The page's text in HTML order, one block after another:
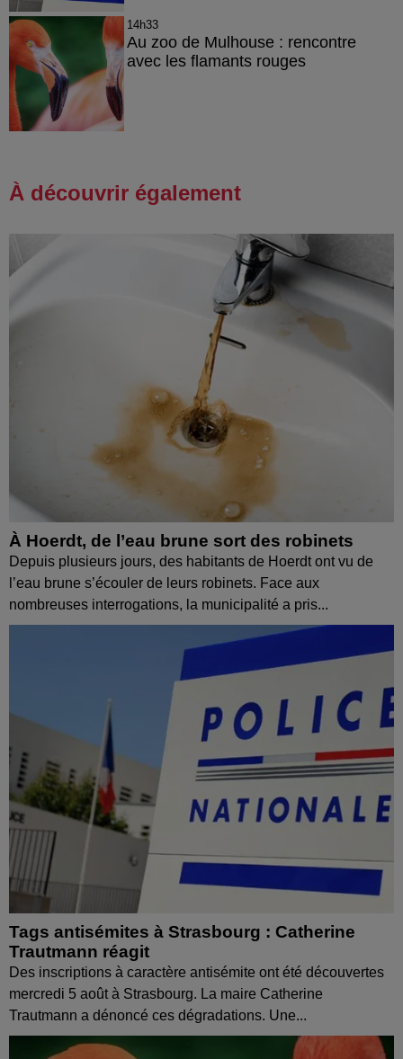
14h33
Au zoo de Mulhouse : rencontre
avec les flamants rouges
À découvrir également
À Hoerdt, de l’eau brune sort des robinets
Depuis plusieurs jours, des habitants de Hoerdt ont vu de
l’eau brune s’écouler de leurs robinets. Face aux
nombreuses interrogations, la municipalité a pris...
Tags antisémites à Strasbourg : Catherine
Trautmann réagit
Des inscriptions à caractère antisémite ont été découvertes
mercredi 5 août à Strasbourg. La maire Catherine
Trautmann a dénoncé ces dégradations. Une...